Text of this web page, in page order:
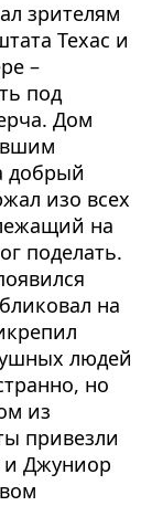
зрителям
Техас и
–
под
Дом
добрый
изо всех
на
поделать.
на
людей
но
из
привезли
и Джуниор